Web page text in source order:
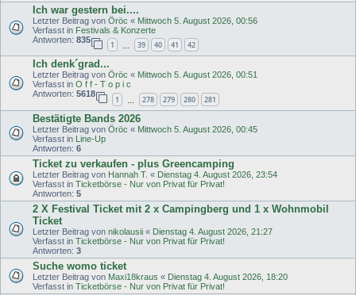
Ich war gestern bei....
Letzter Beitrag von Öröc « Mittwoch 5. August 2026, 00:56
Verfasst in Festivals & Konzerte
Antworten: 835
1 39 40 41 42
Ich denk´grad...
Letzter Beitrag von Öröc « Mittwoch 5. August 2026, 00:51
Verfasst in O f f - T o p i c
Antworten: 5618
1 278 279 280 281
Bestätigte Bands 2026
Letzter Beitrag von Öröc « Mittwoch 5. August 2026, 00:45
Verfasst in Line-Up
Antworten: 6
Ticket zu verkaufen - plus Greencamping
Letzter Beitrag von Hannah T. « Dienstag 4. August 2026, 23:54
Verfasst in Ticketbörse - Nur von Privat für Privat!
Antworten: 5
2 X Festival Ticket mit 2 x Campingberg und 1 x Wohnmobil
Ticket
Letzter Beitrag von nikolausii « Dienstag 4. August 2026, 21:27
Verfasst in Ticketbörse - Nur von Privat für Privat!
Antworten: 3
Suche womo ticket
Letzter Beitrag von Maxi18kraus « Dienstag 4. August 2026, 18:20
Verfasst in Ticketbörse - Nur von Privat für Privat!